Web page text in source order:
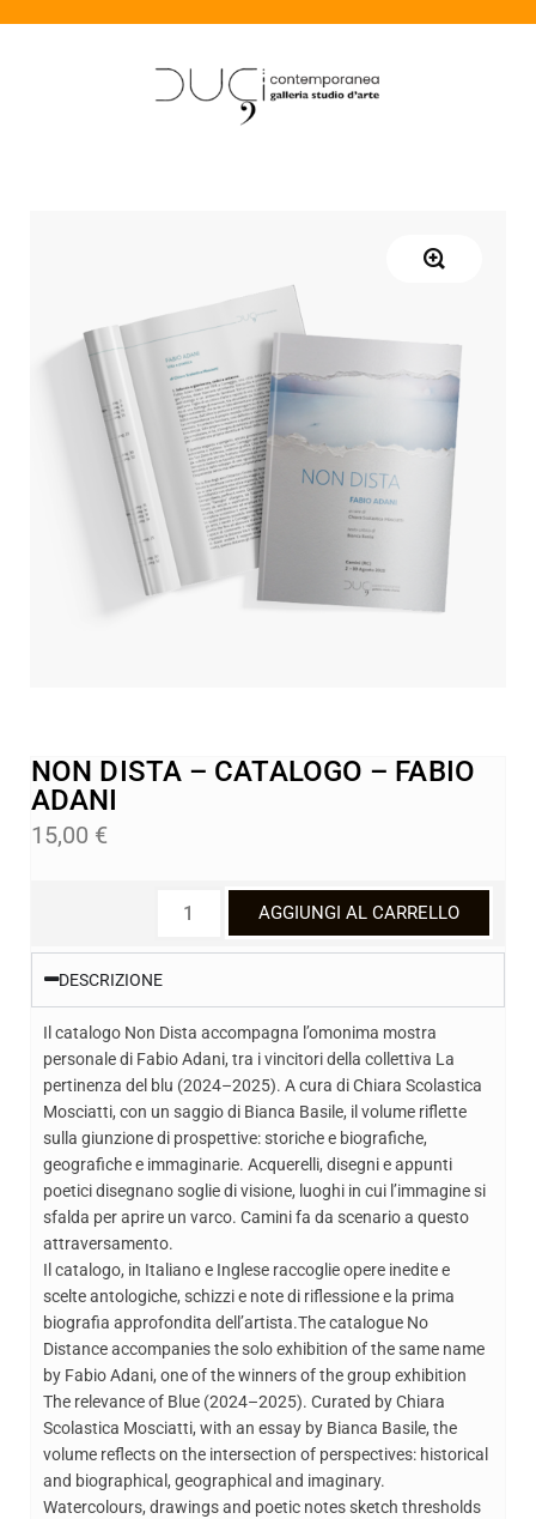
NON DISTA – CATALOGO – FABIO
ADANI
15,00 €
AGGIUNGI AL CARRELLO
DESCRIZIONE
Il catalogo Non Dista accompagna l’omonima mostra
personale di Fabio Adani, tra i vincitori della collettiva La
pertinenza del blu (2024–2025). A cura di Chiara Scolastica
Mosciatti, con un saggio di Bianca Basile, il volume riflette
sulla giunzione di prospettive: storiche e biografiche,
geografiche e immaginarie. Acquerelli, disegni e appunti
poetici disegnano soglie di visione, luoghi in cui l’immagine si
sfalda per aprire un varco. Camini fa da scenario a questo
attraversamento.
Il catalogo, in Italiano e Inglese raccoglie opere inedite e
scelte antologiche, schizzi e note di riflessione e la prima
biografia approfondita dell’artista.The catalogue No
Distance accompanies the solo exhibition of the same name
by Fabio Adani, one of the winners of the group exhibition
The relevance of Blue (2024–2025). Curated by Chiara
Scolastica Mosciatti, with an essay by Bianca Basile, the
volume reflects on the intersection of perspectives: historical
and biographical, geographical and imaginary.
Watercolours, drawings and poetic notes sketch thresholds